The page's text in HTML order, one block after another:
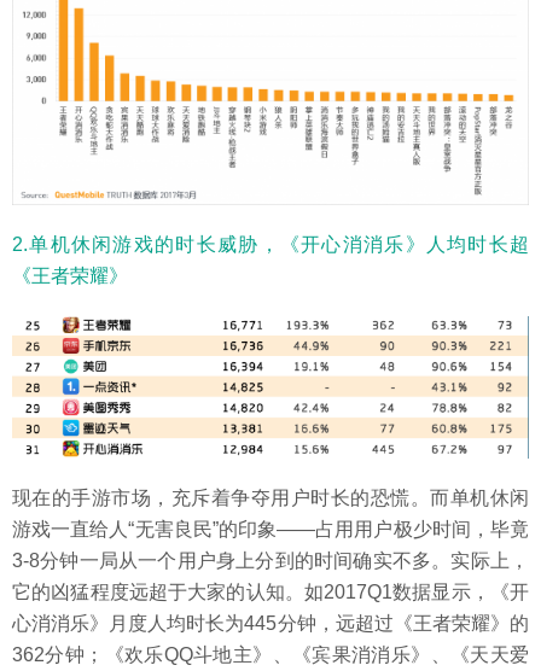
2.单机休闲游戏的时长威胁，《开心消消乐》人均时长超
《王者荣耀》
现在的手游市场，充斥着争夺用户时长的恐慌。而单机休闲
游戏一直给人“无害良民”的印象——占用用户极少时间，毕竟
3-8分钟一局从一个用户身上分到的时间确实不多。实际上，
它的凶猛程度远超于大家的认知。如2017Q1数据显示，《开
心消消乐》月度人均时长为445分钟，远超过《王者荣耀》的
362分钟；《欢乐QQ斗地主》、《宾果消消乐》、《天天爱